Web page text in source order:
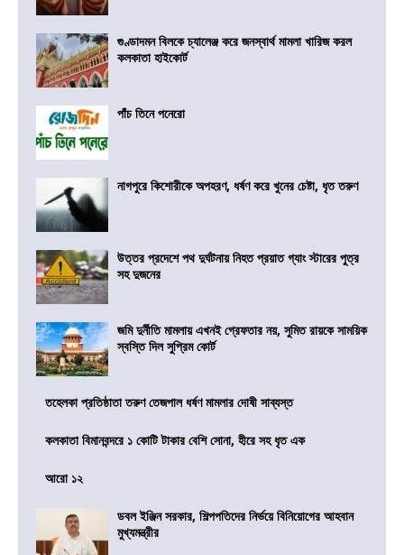
গুণ্ডাদমন বিলকে চ্যালেঞ্জ করে জনস্বার্থ মামলা খারিজ করল
কলকাতা হাইকোর্ট
পাঁচ তিনে পনেরো
নাগপুরে কিশোরীকে অপহরণ, ধর্ষণ করে খুনের চেষ্টা, ধৃত তরুণ
উত্তর প্রদেশে পথ দুর্ঘটনায় নিহত প্রয়াত গ্যাং স্টারের পুত্র
সহ দুজনের
জমি দুর্নীতি মামলায় এখনই গ্রেফতার নয়, সুমিত রায়কে সাময়িক
স্বস্তি দিল সুপ্রিম কোর্ট
তহেলকা প্রতিষ্ঠাতা তরুণ তেজপাল ধর্ষণ মামলার দোষী সাব্যস্ত
কলকাতা বিমানবন্দরে ১ কোটি টাকার বেশি সোনা, হীরে সহ ধৃত এক
আরো ১২
ডবল ইঞ্জিন সরকার, শিল্পপতিদের নির্ভয়ে বিনিয়োগের আহবান
মুখ্যমন্ত্রীর